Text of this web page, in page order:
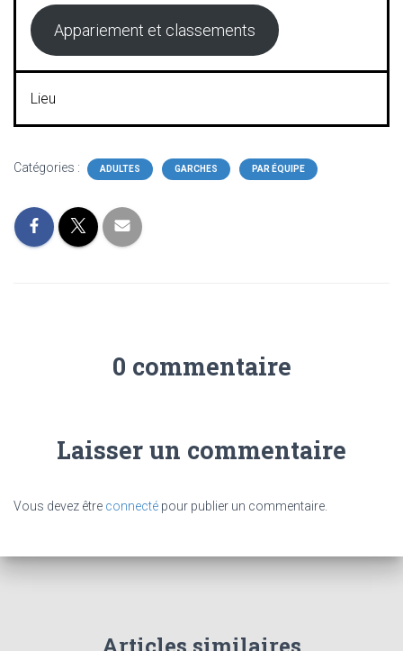
Appariement et classements
Lieu
Catégories : ADULTES GARCHES PAR ÉQUIPE
0 commentaire
Laisser un commentaire
Vous devez être connecté pour publier un commentaire.